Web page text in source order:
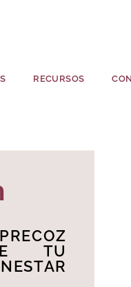
RECURSOS
TU